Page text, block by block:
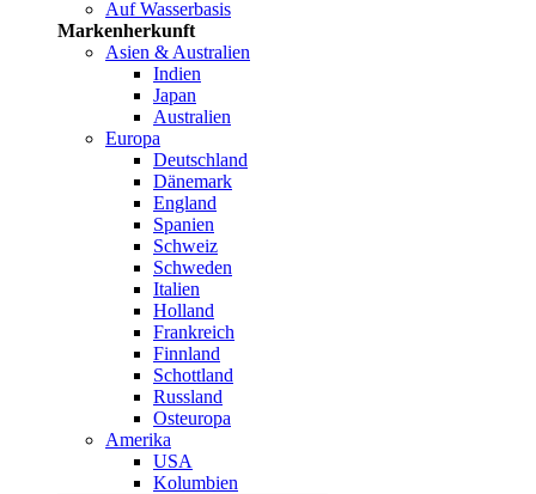
Auf Wasserbasis
Markenherkunft
Asien & Australien
Indien
Japan
Australien
Europa
Deutschland
Dänemark
England
Spanien
Schweiz
Schweden
Italien
Holland
Frankreich
Finnland
Schottland
Russland
Osteuropa
Amerika
USA
Kolumbien